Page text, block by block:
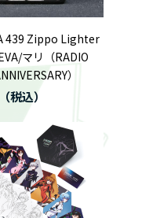
439 Zippo Lighter
マリ（RADIO
）